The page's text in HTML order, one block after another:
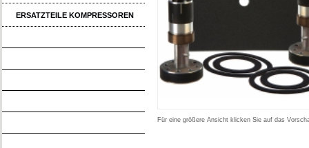
ERSATZTEILE KOMPRESSOREN
Für eine größere Ansicht klicken Sie auf das